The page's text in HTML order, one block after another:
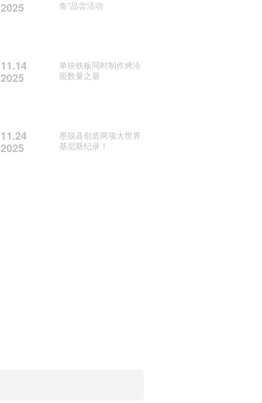
2025
鱼”品尝活动
11.14
2025
单块铁板同时制作烤冷
面数量之最
11.24
2025
墨脱县创造两项大世界
基尼斯纪录！